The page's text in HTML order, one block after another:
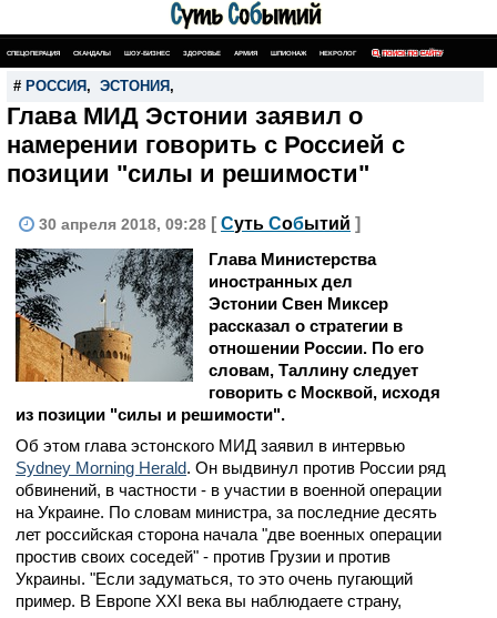
СПЕЦОПЕРАЦИЯ СКАНДАЛЫ ШОУ-БИЗНЕС ЗДОРОВЬЕ АРМИЯ ШПИОНАЖ НЕКРОЛОГ ПОИСК ПО САЙТУ
# РОССИЯ , ЭСТОНИЯ ,
Глава МИД Эстонии заявил о
намерении говорить с Россией с
позиции "силы и решимости"
30 апреля 2018, 09:28 [ Суть Событий ]
Глава Министерства
иностранных дел
Эстонии Свен Миксер
рассказал о стратегии в
отношении России. По его
словам, Таллину следует
говорить с Москвой, исходя
из позиции "силы и решимости".
Об этом глава эстонского МИД заявил в интервью
Sydney Morning Herald. Он выдвинул против России ряд
обвинений, в частности - в участии в военной операции
на Украине. По словам министра, за последние десять
лет российская сторона начала "две военных операции
простив своих соседей" - против Грузии и против
Украины. "Если задуматься, то это очень пугающий
пример. В Европе XXI века вы наблюдаете страну,